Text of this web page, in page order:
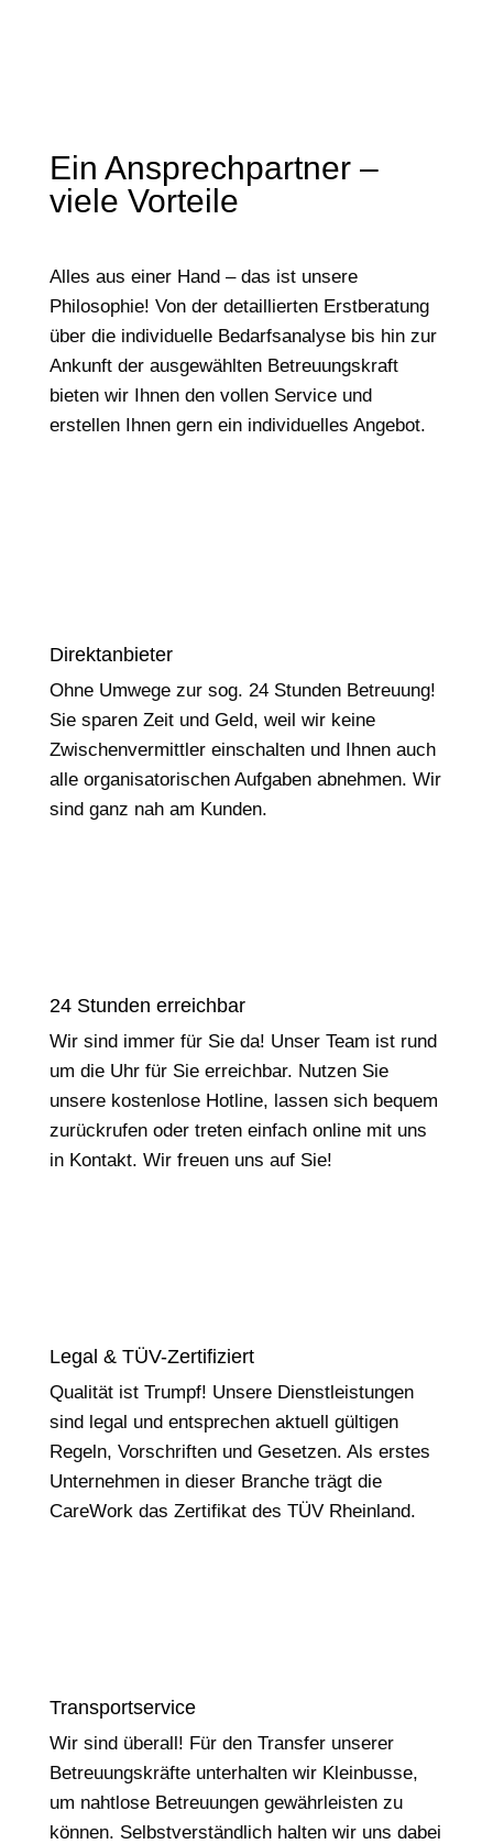
Ein Ansprechpartner –
viele Vorteile
Alles aus einer Hand – das ist unsere
Philosophie! Von der detaillierten Erstberatung
über die individuelle Bedarfsanalyse bis hin zur
Ankunft der ausgewählten Betreuungskraft
bieten wir Ihnen den vollen Service und
erstellen Ihnen gern ein individuelles Angebot.
Direktanbieter
Ohne Umwege zur sog. 24 Stunden Betreuung!
Sie sparen Zeit und Geld, weil wir keine
Zwischenvermittler einschalten und Ihnen auch
alle organisatorischen Aufgaben abnehmen. Wir
sind ganz nah am Kunden.
24 Stunden erreichbar
Wir sind immer für Sie da! Unser Team ist rund
um die Uhr für Sie erreichbar. Nutzen Sie
unsere kostenlose Hotline, lassen sich bequem
zurückrufen oder treten einfach online mit uns
in Kontakt. Wir freuen uns auf Sie!
Legal & TÜV-Zertifiziert
Qualität ist Trumpf! Unsere Dienstleistungen
sind legal und entsprechen aktuell gültigen
Regeln, Vorschriften und Gesetzen. Als erstes
Unternehmen in dieser Branche trägt die
CareWork das Zertifikat des TÜV Rheinland.
Transportservice
Wir sind überall! Für den Transfer unserer
Betreuungskräfte unterhalten wir Kleinbusse,
um nahtlose Betreuungen gewährleisten zu
können. Selbstverständlich halten wir uns dabei